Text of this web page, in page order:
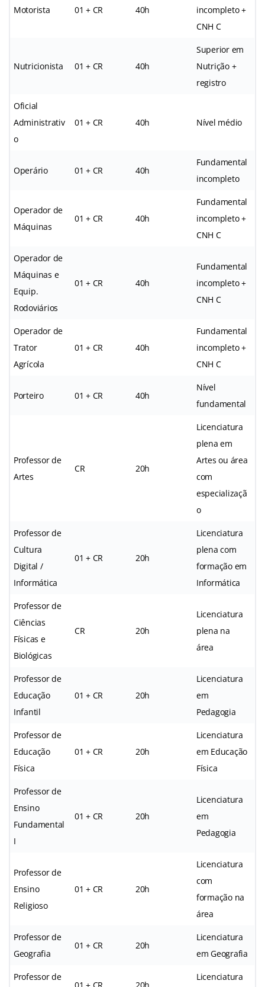
Motorista 01 + CR 40h
incompleto +
CNH C
Nutricionista 01 + CR 40h
Superior em
Nutrição +
registro
Oficial
Administrativ
o
01 + CR 40h Nível médio
Operário 01 + CR 40h
Fundamental
incompleto
Operador de
Máquinas
01 + CR 40h
Fundamental
incompleto +
CNH C
Operador de
Máquinas e
Equip.
Rodoviários
01 + CR 40h
Fundamental
incompleto +
CNH C
Operador de
Trator
Agrícola
01 + CR 40h
Fundamental
incompleto +
CNH C
Porteiro 01 + CR 40h
Nível
fundamental
Professor de
Artes
CR 20h
Licenciatura
plena em
Artes ou área
com
especializaçã
o
Professor de
Cultura
Digital /
Informática
01 + CR 20h
Licenciatura
plena com
formação em
Informática
Professor de
Ciências
Físicas e
Biológicas
CR 20h
Licenciatura
plena na
área
Professor de
Educação
Infantil
01 + CR 20h
Licenciatura
em
Pedagogia
Professor de
Educação
Física
01 + CR 20h
Licenciatura
em Educação
Física
Professor de
Ensino
Fundamental
I
01 + CR 20h
Licenciatura
em
Pedagogia
Professor de
Ensino
Religioso
01 + CR 20h
Licenciatura
com
formação na
área
Professor de
Geografia
01 + CR 20h
Licenciatura
em Geografia
Professor de
01 + CR 20h
Licenciatura